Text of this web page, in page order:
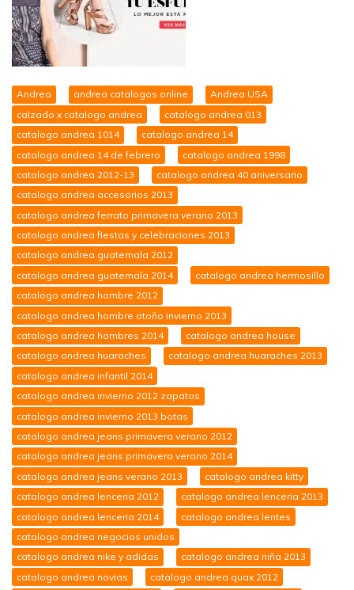
Andrea andrea catalogos online
Andrea USA
calzado x catalogo andrea
catalogo andrea 013
catalogo andrea 1014
catalogo andrea 14
catalogo andrea 14 de febrero
catalogo andrea 1998
catalogo andrea 2012-13
catalogo andrea 40 aniversario
catalogo andrea accesorios 2013
catalogo andrea ferrato primavera verano 2013
catalogo andrea fiestas y celebraciones 2013
catalogo andrea guatemala 2012
catalogo andrea guatemala 2014
catalogo andrea hermosillo
catalogo andrea hombre 2012
catalogo andrea hombre otoño invierno 2013
catalogo andrea hombres 2014
catalogo andrea house
catalogo andrea huaraches
catalogo andrea huaraches 2013
catalogo andrea infantil 2014
catalogo andrea invierno 2012 zapatos
catalogo andrea invierno 2013 botas
catalogo andrea jeans primavera verano 2012
catalogo andrea jeans primavera verano 2014
catalogo andrea jeans verano 2013
catalogo andrea kitty
catalogo andrea lenceria 2012
catalogo andrea lenceria 2013
catalogo andrea lenceria 2014
catalogo andrea lentes
catalogo andrea negocios unidos
catalogo andrea nike y adidas
catalogo andrea niña 2013
catalogo andrea novias
catalogo andrea quax 2012